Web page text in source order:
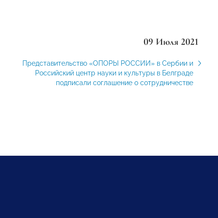
09 Июля 2021
Представительство «ОПОРЫ РОССИИ» в Сербии и
Российский центр науки и культуры в Белграде
подписали соглашение о сотрудничестве